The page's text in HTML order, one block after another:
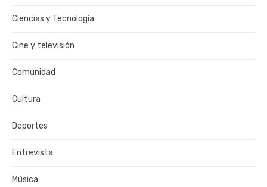
Ciencias y Tecnología
Cine y televisión
Comunidad
Cultura
Deportes
Entrevista
Música